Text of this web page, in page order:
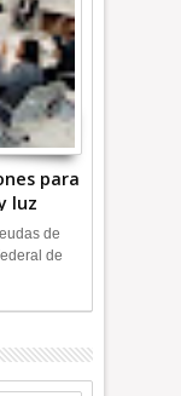
para
luz
de
de